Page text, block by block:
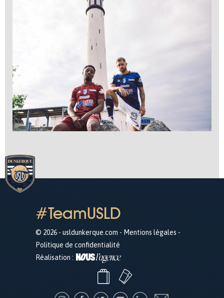
#TeamUSLD
© 2026 - usldunkerque.com - Mentions légales -
Politique de confidentialité
Réalisation :